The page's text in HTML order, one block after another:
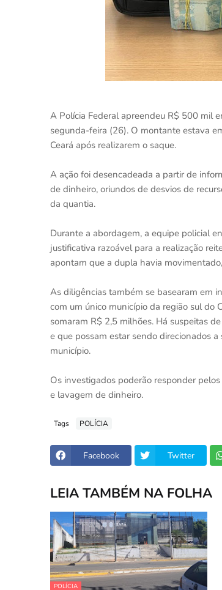
A Polícia Federal apreendeu R$ 500 mil
segunda-feira (26). O montante estava
Ceará após realizarem o saque.
A ação foi desencadeada a partir de
de dinheiro, oriundos de desvios de
da quantia.
Durante a abordagem, a equipe policial
justificativa razoável para a realização
apontam que a dupla havia
As diligências também se basearam em
com um único município da região sul do
somaram R$ 2,5 milhões. Há suspeitas
e que possam estar sendo direcionados
município.
Os investigados poderão responder
e lavagem de dinheiro.
Tags POLÍCIA
Facebook Twitter
LEIA TAMBÉM NA FOLHA
POLÍCIA